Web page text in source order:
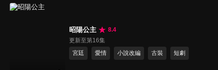
昭陽公主
8.4
更新至第16集
宮廷
愛情 小說改編 古裝 短劇